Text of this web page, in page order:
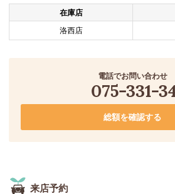
在庫店
洛西店
電話でお問い合わせ
075-331-
総額を確認する
来店予約